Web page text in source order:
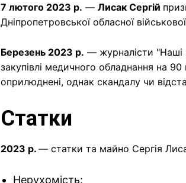
7 лютого 2023 р. — Лисак Сергій
Дніпропетровської обласної військової
Березень 2023 р. — журналісти "Наші
закупівлі медичного обладнання на
оприлюднені, однак скандалу чи
Статки
2023 р. — статки та майно Сергія
Нерухомість: